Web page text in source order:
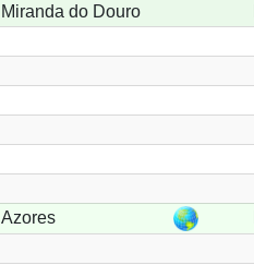
Miranda do Douro
Azores